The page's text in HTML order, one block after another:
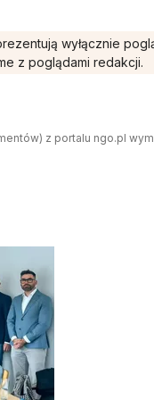
wyłącznie
z poglądami redakcji.
z portalu ngo.pl